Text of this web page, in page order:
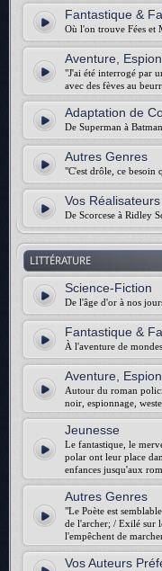
Fantastique &
Où l'on trouve Fées et
Aventure,
"J'ai été interrogé par
avec des fèves au
Adaptation de
De Superman à
Autres Genres
"C'est drôle, ce besoin
Vos
De Scorcese à Ridley
LITTÉRATURE
Science-Fiction
De l'âge d'or à nos
Fantastique &
À l'aventure de
Aventure,
Autour du roman
noir, espionnage,
Jeunesse
Le fantastique, le
polar ont leur place
enfances jusqu'aux
Autres Genres
"Le Poète est
de l'archer; / Exilé sur
l'empêchent de
Vos Auteurs